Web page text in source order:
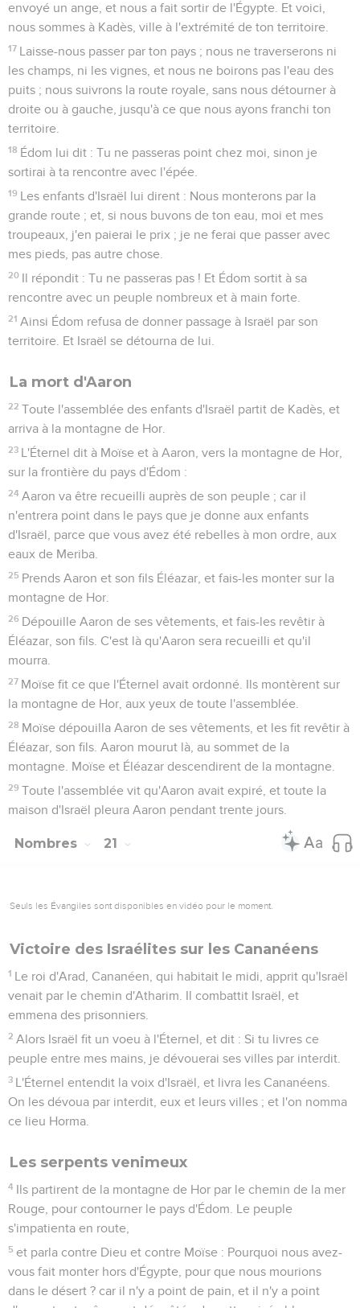
envoyé un ange, et nous a fait sortir de l'Égypte. Et voici,
nous sommes à Kadès, ville à l'extrémité de ton territoire.
17 Laisse-nous passer par ton pays ; nous ne traverserons ni
les champs, ni les vignes, et nous ne boirons pas l'eau des
puits ; nous suivrons la route royale, sans nous détourner à
droite ou à gauche, jusqu'à ce que nous ayons franchi ton
territoire.
18 Édom lui dit : Tu ne passeras point chez moi, sinon je
sortirai à ta rencontre avec l'épée.
19 Les enfants d'Israël lui dirent : Nous monterons par la
grande route ; et, si nous buvons de ton eau, moi et mes
troupeaux, j'en paierai le prix ; je ne ferai que passer avec
mes pieds, pas autre chose.
20 Il répondit : Tu ne passeras pas ! Et Édom sortit à sa
rencontre avec un peuple nombreux et à main forte.
21 Ainsi Édom refusa de donner passage à Israël par son
territoire. Et Israël se détourna de lui.
La mort d'Aaron
22 Toute l'assemblée des enfants d'Israël partit de Kadès, et
arriva à la montagne de Hor.
23 L'Éternel dit à Moïse et à Aaron, vers la montagne de Hor,
sur la frontière du pays d'Édom :
24 Aaron va être recueilli auprès de son peuple ; car il
n'entrera point dans le pays que je donne aux enfants
d'Israël, parce que vous avez été rebelles à mon ordre, aux
eaux de Meriba.
25 Prends Aaron et son fils Éléazar, et fais-les monter sur la
montagne de Hor.
26 Dépouille Aaron de ses vêtements, et fais-les revêtir à
Éléazar, son fils. C'est là qu'Aaron sera recueilli et qu'il
mourra.
27 Moïse fit ce que l'Éternel avait ordonné. Ils montèrent sur
la montagne de Hor, aux yeux de toute l'assemblée.
28 Moïse dépouilla Aaron de ses vêtements, et les fit revêtir à
Éléazar, son fils. Aaron mourut là, au sommet de la
montagne. Moïse et Éléazar descendirent de la montagne.
29 Toute l'assemblée vit qu'Aaron avait expiré, et toute la
maison d'Israël pleura Aaron pendant trente jours.
Nombres 21
Seuls les Évangiles sont disponibles en vidéo pour le moment.
Victoire des Israélites sur les Cananéens
1 Le roi d'Arad, Cananéen, qui habitait le midi, apprit qu'Israël
venait par le chemin d'Atharim. Il combattit Israël, et
emmena des prisonniers.
2 Alors Israël fit un voeu à l'Éternel, et dit : Si tu livres ce
peuple entre mes mains, je dévouerai ses villes par interdit.
3 L'Éternel entendit la voix d'Israël, et livra les Cananéens.
On les dévoua par interdit, eux et leurs villes ; et l'on nomma
ce lieu Horma.
Les serpents venimeux
4 Ils partirent de la montagne de Hor par le chemin de la mer
Rouge, pour contourner le pays d'Édom. Le peuple
s'impatienta en route,
5 et parla contre Dieu et contre Moïse : Pourquoi nous avez-
vous fait monter hors d'Égypte, pour que nous mourions
dans le désert ? car il n'y a point de pain, et il n'y a point